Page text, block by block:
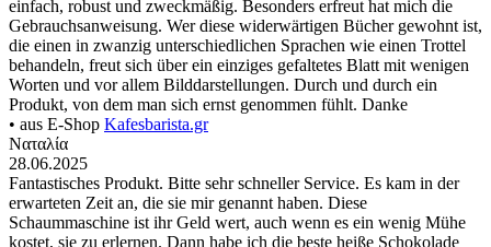
einfach, robust und zweckmäßig. Besonders erfreut hat mich die
Gebrauchsanweisung. Wer diese widerwärtigen Bücher gewohnt ist,
die einen in zwanzig unterschiedlichen Sprachen wie einen Trottel
behandeln, freut sich über ein einziges gefaltetes Blatt mit wenigen
Worten und vor allem Bilddarstellungen. Durch und durch ein
Produkt, von dem man sich ernst genommen fühlt. Danke
• aus E-Shop Kafesbarista.gr
Ναταλία
28.06.2025
Fantastisches Produkt. Bitte sehr schneller Service. Es kam in der
erwarteten Zeit an, die sie mir genannt haben. Diese
Schaummaschine ist ihr Geld wert, auch wenn es ein wenig Mühe
kostet, sie zu erlernen. Dann habe ich die beste heiße Schokolade